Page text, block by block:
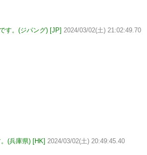
す。(ジパング) [JP] 2024/03/02(土) 21:02:49.70
(兵庫県) [HK] 2024/03/02(土) 20:49:45.40